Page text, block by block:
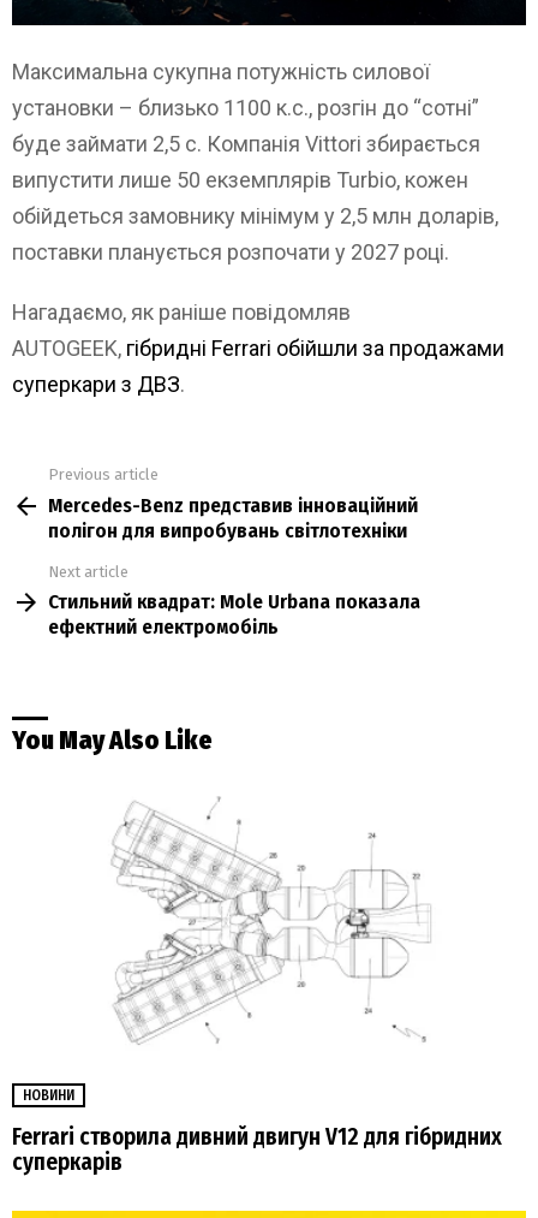
Максимальна сукупна потужність силової
установки – близько 1100 к.с., розгін до “сотні”
буде займати 2,5 с. Компанія Vittori збирається
випустити лише 50 екземплярів Turbio, кожен
обійдеться замовнику мінімум у 2,5 млн доларів,
поставки планується розпочати у 2027 році.
Нагадаємо, як раніше повідомляв
AUTOGEEK, гібридні Ferrari обійшли за продажами
суперкари з ДВЗ.
more
Previous article
Mercedes-Benz представив інноваційний
полігон для випробувань світлотехніки
Next article
Стильний квадрат: Mole Urbana показала
ефектний електромобіль
You May Also Like
НОВИНИ
Ferrari створила дивний двигун V12 для гібридних
суперкарів